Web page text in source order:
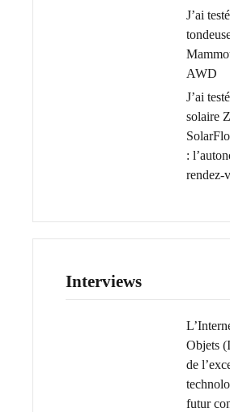
J’ai
AWD
J’ai
solaire
:
rendez-
Interviews
Objets
de
futur